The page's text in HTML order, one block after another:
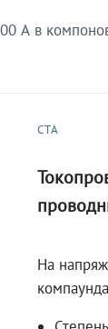
А в
СТА
На